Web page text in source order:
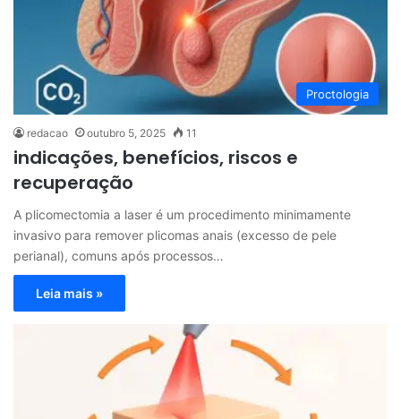
Proctologia
redacao outubro 5, 2025 11
indicações, benefícios, riscos e
recuperação
A plicomectomia a laser é um procedimento minimamente
invasivo para remover plicomas anais (excesso de pele
perianal), comuns após processos…
Leia mais »